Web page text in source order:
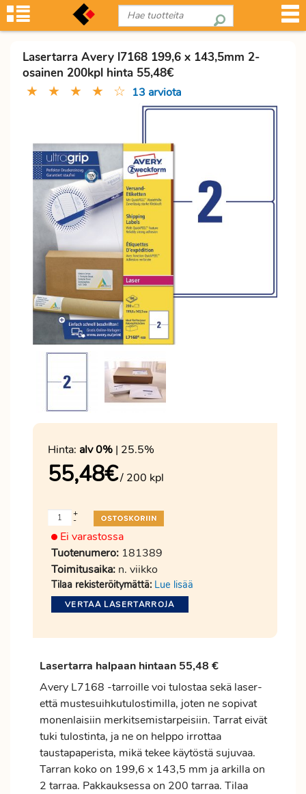
Lasertarra Avery l7168 199,6 x 143,5mm 2-
osainen 200kpl hinta 55,48€
★ ★ ★ ★ ☆ 13 arviota
Hinta: alv 0% | 25.5%
55,48€/ 200 kpl
-
+
Ei varastossa
Tuotenumero: 181389
Toimitusaika: n. viikko
Tilaa rekisteröitymättä: Lue lisää
VERTAA LASERTARROJA
Lasertarra halpaan hintaan 55,48 €
Avery L7168 -tarroille voi tulostaa sekä laser-
että mustesuihkutulostimilla, joten ne sopivat
monenlaisiin merkitsemistarpeisiin. Tarrat eivät
tuki tulostinta, ja ne on helppo irrottaa
taustapaperista, mikä tekee käytöstä sujuvaa.
Tarran koko on 199,6 x 143,5 mm ja arkilla on
2 tarraa. Pakkauksessa on 200 tarraa. Tilaa